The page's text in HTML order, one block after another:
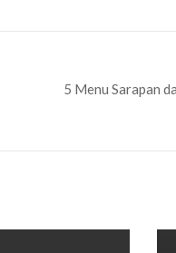
5 Menu Sarapan